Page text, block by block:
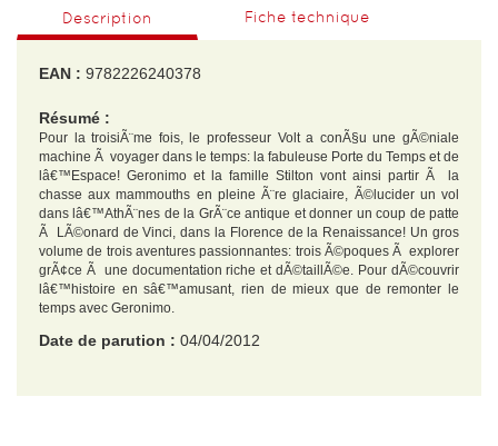
Description Fiche technique
EAN : 9782226240378
Résumé :
Pour la troisiÃ¨me fois, le professeur Volt a conÃ§u une gÃ©niale
machine Ã voyager dans le temps: la fabuleuse Porte du Temps et de
lâ€™Espace! Geronimo et la famille Stilton vont ainsi partir Ã la
chasse aux mammouths en pleine Ã¨re glaciaire, Ã©lucider un vol
dans lâ€™AthÃ¨nes de la GrÃ¨ce antique et donner un coup de patte
Ã LÃ©onard de Vinci, dans la Florence de la Renaissance! Un gros
volume de trois aventures passionnantes: trois Ã©poques Ã explorer
grÃ¢ce Ã une documentation riche et dÃ©taillÃ©e. Pour dÃ©couvrir
lâ€™histoire en sâ€™amusant, rien de mieux que de remonter le
temps avec Geronimo.
Date de parution : 04/04/2012